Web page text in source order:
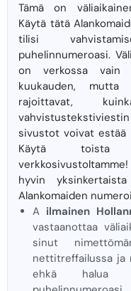
Tämä on
Käytä tätä
tilisi
puhelinnumeroasi.
on verkossa vain
kuukauden,
rajoittavat,
sivustot voivat estää
Käytä toista
hyvin
Alankomaiden
A ilmainen
vastaanottaa
sinut
nettitreffailussa ja
ehkä halua